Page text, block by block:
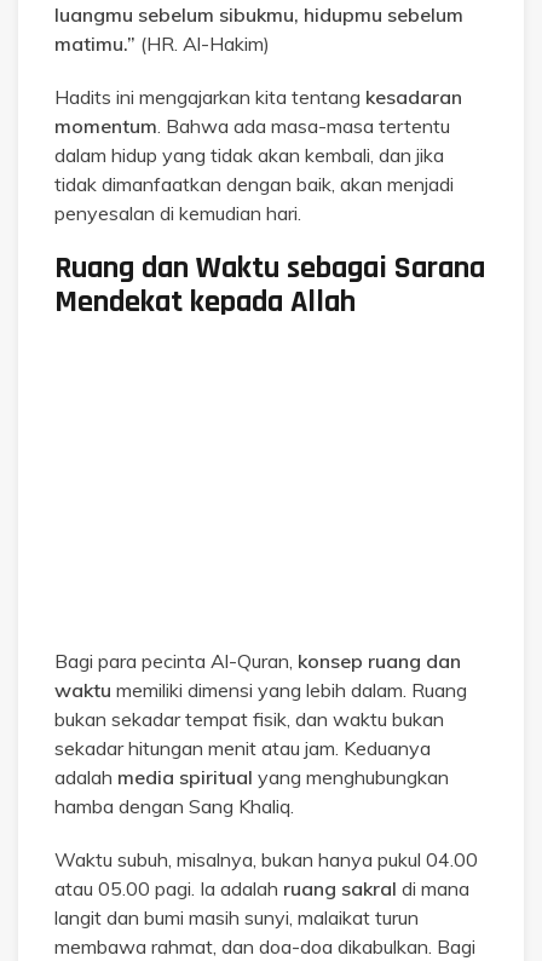
luangmu sebelum sibukmu, hidupmu sebelum
matimu.” (HR. Al-Hakim)
Hadits ini mengajarkan kita tentang kesadaran
momentum. Bahwa ada masa-masa tertentu
dalam hidup yang tidak akan kembali, dan jika
tidak dimanfaatkan dengan baik, akan menjadi
penyesalan di kemudian hari.
Ruang dan Waktu sebagai Sarana
Mendekat kepada Allah
Bagi para pecinta Al-Quran, konsep ruang dan
waktu memiliki dimensi yang lebih dalam. Ruang
bukan sekadar tempat fisik, dan waktu bukan
sekadar hitungan menit atau jam. Keduanya
adalah media spiritual yang menghubungkan
hamba dengan Sang Khaliq.
Waktu subuh, misalnya, bukan hanya pukul 04.00
atau 05.00 pagi. Ia adalah ruang sakral di mana
langit dan bumi masih sunyi, malaikat turun
membawa rahmat, dan doa-doa dikabulkan. Bagi